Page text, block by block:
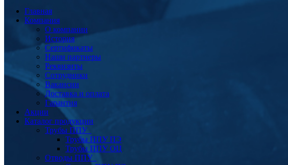
Главная
Компания
О компании
История
Сертификаты
Наши партнеры
Реквизиты
Сотрудники
Вакансии
Доставка и оплата
Гарантия
Акции
Каталог продукции
Трубы ППУ
Трубы ППУ ПЭ
Трубы ППУ ОЦ
Отводы ППУ